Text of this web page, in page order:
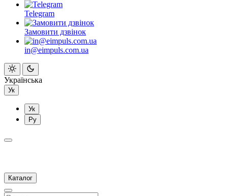
Telegram
Замовити дзвінок
in@eimpuls.com.ua
Українська
Ук
Ук
Ру
Каталог